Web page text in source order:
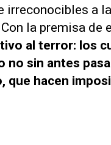
irreconocibles a
la premisa de
al terror: los
no sin antes
que hacen